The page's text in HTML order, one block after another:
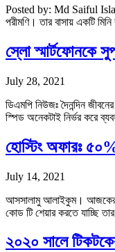
Posted by: Md Saiful
পরীমণি। তার বাসায় একটি
স্লো স্মার্টফোনকে
July 28, 2021
ডিএমপি নিউজঃ দৈনন্দিন
স্পিড অনেকটাই নির্ভর করে
হোস্টিং অফারঃ
July 14, 2021
আসসালামু আলাইকুম। আজকের
কোড টি শেয়ার করতে যাচ্ছি
২০২০ সালে